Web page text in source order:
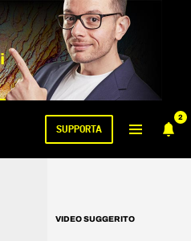
2
SUPPORTA
VIDEO SUGGERITO